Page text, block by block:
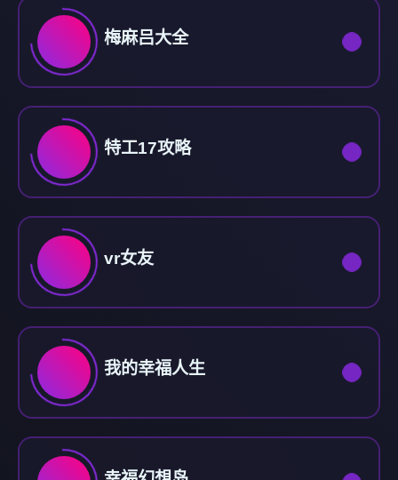
梅麻吕大全
特工17攻略
vr女友
我的幸福人生